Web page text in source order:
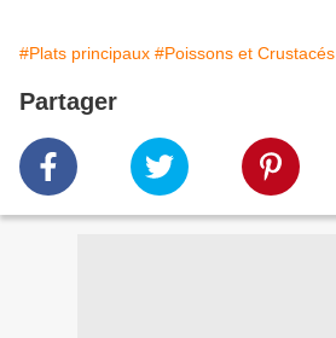
#Plats principaux #Poissons et Crustacés
Partager